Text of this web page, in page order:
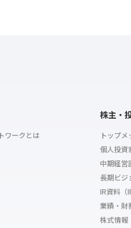
ワークとは
株主・
トップ
個人投資
中期経営
長期ビジ
IR資料（
業績・財
株式情報